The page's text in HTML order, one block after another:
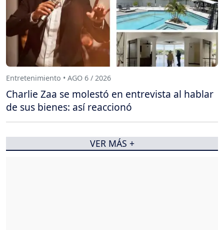
Entretenimiento • AGO 6 / 2026
Charlie Zaa se molestó en entrevista al hablar
de sus bienes: así reaccionó
VER MÁS +